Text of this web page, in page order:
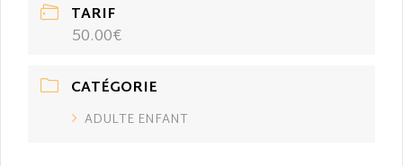
TARIF
50.00€
CATÉGORIE
ADULTE ENFANT